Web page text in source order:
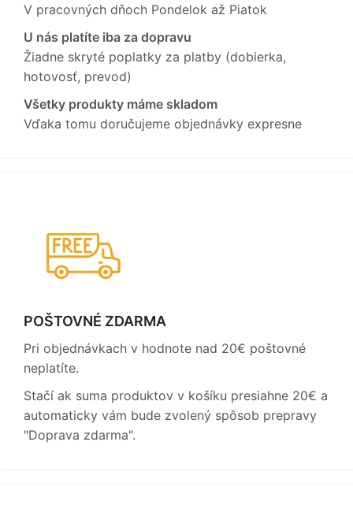
V pracovných dňoch Pondelok až Piatok
U nás platíte iba za dopravu
Žiadne skryté poplatky za platby (dobierka,
hotovosť, prevod)
Všetky produkty máme skladom
Vďaka tomu doručujeme objednávky expresne
POŠTOVNÉ ZDARMA
Pri objednávkach v hodnote nad 20€ poštovné
neplatíte.
Stačí ak suma produktov v košíku presiahne 20€ a
automaticky vám bude zvolený spôsob prepravy
"Doprava zdarma".